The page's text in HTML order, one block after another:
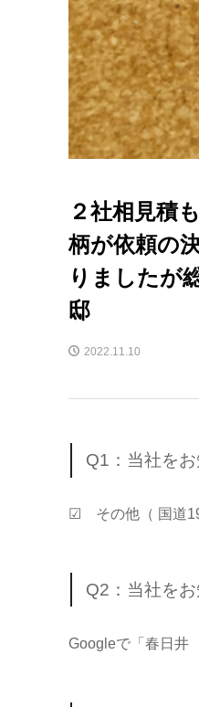
２社相見積
柄が依頼の
りましたが
邸
2022.11.10
Q1：当社を
☑ その他（ 国道19
Q2：当社を
Googleで「春日井